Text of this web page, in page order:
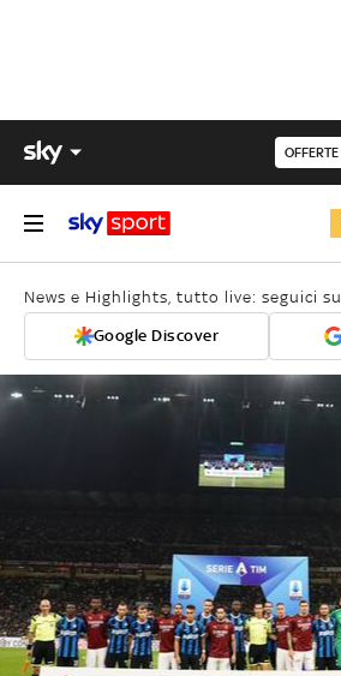
News e Highlights, tutto live: seguici su
Google Discover